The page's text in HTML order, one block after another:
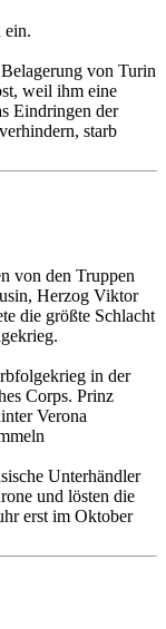
ein.
von Turin
weil ihm eine
Eindringen der
starb
von den Truppen
Herzog Viktor
die größte Schlacht
in der
Corps. Prinz
Verona
Unterhändler
und lösten die
erst im Oktober